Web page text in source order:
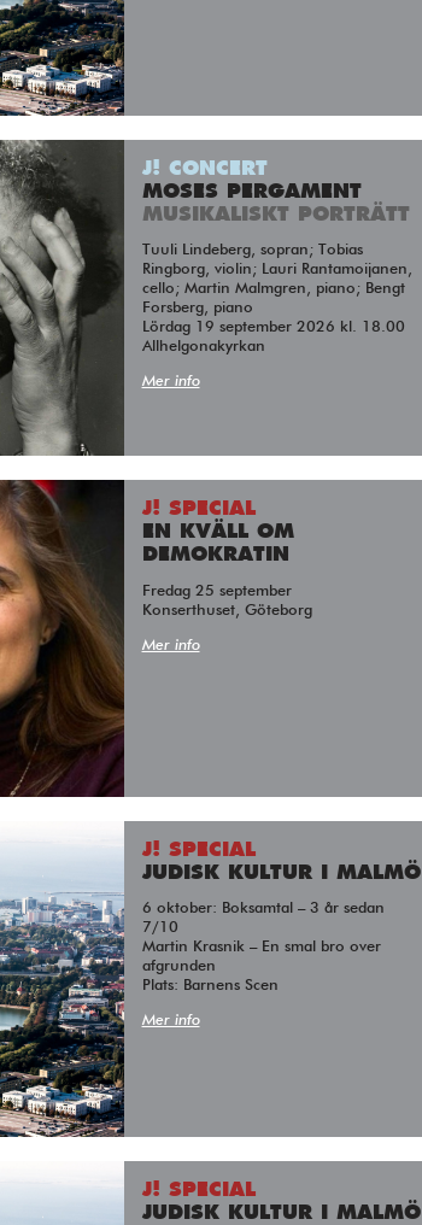
J! CONCERT
MOSES PERGAMENT
MUSIKALISKT PORTRÄTT
Ringborg, violin; Lauri Rantamoijanen,
cello; Martin Malmgren, piano; Bengt
Forsberg, piano
Lördag 19 september 2026 kl. 18.00
Allhelgonakyrkan
Mer info
J! SPECIAL
EN KVÄLL OM
DEMOKRATIN
Fredag 25 september
Konserthuset, Göteborg
Mer info
J! SPECIAL
JUDISK KULTUR I MALMÖ
6 oktober: Boksamtal – 3 år sedan
7/10
Martin Krasnik – En smal bro over
afgrunden
Plats: Barnens Scen
Mer info
J! SPECIAL
JUDISK KULTUR I MALMÖ